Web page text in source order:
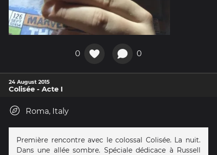
0 0
24 August 2015
Colisée - Acte I
Roma, Italy
Première rencontre avec le colossal Colisée. La nuit.
Dans une allée sombre. Spéciale dédicace à Russell